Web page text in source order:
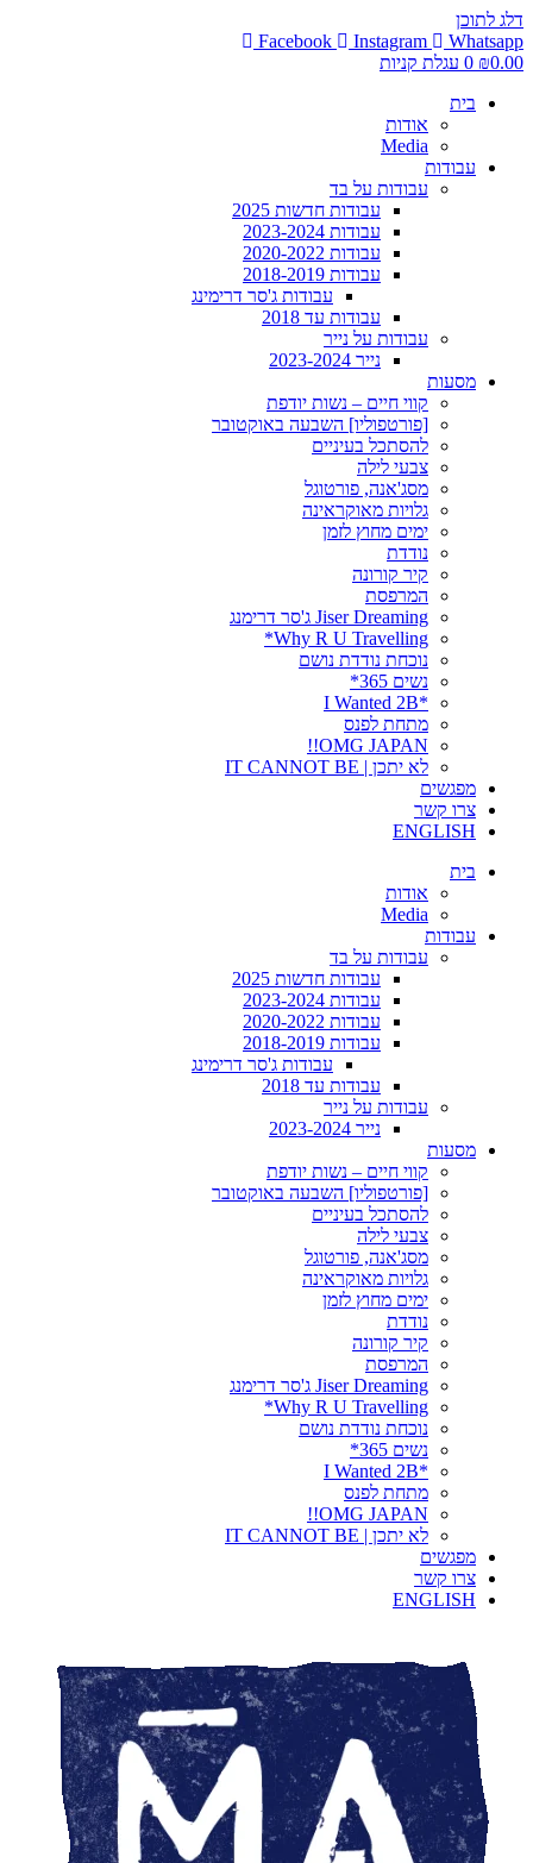
דלג לתוכן
Facebook
Instagram
Whatsapp
₪0.00
0 עגלת קניות
בית
אודות
Media
עבודות
עבודות על בד
עבודות חדשות 2025
עבודות 2023-2024
עבודות 2020-2022
עבודות 2018-2019
עבודות ג'סר דרימינג
עבודות עד 2018
עבודות על נייר
נייר 2023-2024
מסעות
קווי חיים – נשות יודפת
[פורטפוליו] השבעה באוקטובר
להסתכל בעיניים
צבעי לילה
מסג'אנה, פורטוגל
גלויות מאוקראינה
ימים מחוץ לזמן
נודדת
קיר קורונה
המרפסת
Jiser Dreaming ג'סר דרימנג
Why R U Travelling*
נוכחת נודדת נושם
נשים 365*
*I Wanted 2B
מתחת לפנס
OMG JAPAN!!
לא יתכן | IT CANNOT BE
מפגשים
צרו קשר
ENGLISH
בית
אודות
Media
עבודות
עבודות על בד
עבודות חדשות 2025
עבודות 2023-2024
עבודות 2020-2022
עבודות 2018-2019
עבודות ג'סר דרימינג
עבודות עד 2018
עבודות על נייר
נייר 2023-2024
מסעות
קווי חיים – נשות יודפת
[פורטפוליו] השבעה באוקטובר
להסתכל בעיניים
צבעי לילה
מסג'אנה, פורטוגל
גלויות מאוקראינה
ימים מחוץ לזמן
נודדת
קיר קורונה
המרפסת
Jiser Dreaming ג'סר דרימנג
Why R U Travelling*
נוכחת נודדת נושם
נשים 365*
*I Wanted 2B
מתחת לפנס
OMG JAPAN!!
לא יתכן | IT CANNOT BE
מפגשים
צרו קשר
ENGLISH